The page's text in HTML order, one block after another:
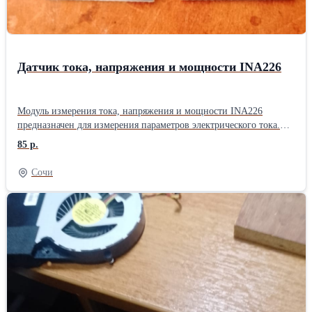
Датчик тока, напряжения и мощности INA226
Модуль измерения тока, напряжения и мощности INA226
предназначен для измерения параметров электрического тока.
Измерения напряжения и тока производятся поочередно: при
подключении входов «VBUS» и «GND» к источнику питания
происходит замер питающего напряжения; в момент, когда
включены измерительные входы «IN+» и «IN-», подключенные к
шунтирующему сопротивлению – измеряется ток нагрузки.
Мощность измеряется путем вычисления произведения тока и
напряжения, Все измеренные параметры передаются по шине
стандартного последовательного протокола I2C. Напряжение
питания: 2.7 – 5.5 В Потребляемый ток: 330 мкА Измеряемое
напряжение: от 0 до 36 В (не зависит от напряжения питания)
Измеряемый ток: 0 – 3,2 А Максимальное напряжение
смещения: 10 мкВ Погрешность измерительного усилителя: ≤
0,1% Подключение: Шунт подключается последовательно с
85 р.
Сочи